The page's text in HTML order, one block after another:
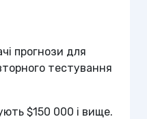
прогнози для
тестування
$150 000 і вище.